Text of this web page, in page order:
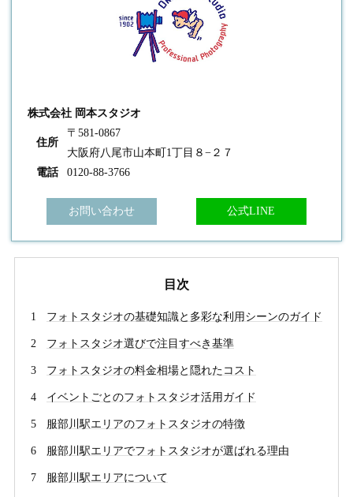
株式会社 岡本スタジオ
住所
〒581-0867
大阪府八尾市山本町1丁目８−２７
電話
0120-88-3766
お問い合わせ 公式LINE
目次
フォトスタジオの基礎知識と多彩な利用シーンのガイド
フォトスタジオ選びで注目すべき基準
フォトスタジオの料金相場と隠れたコスト
イベントごとのフォトスタジオ活用ガイド
服部川駅エリアのフォトスタジオの特徴
服部川駅エリアでフォトスタジオが選ばれる理由
服部川駅エリアについて